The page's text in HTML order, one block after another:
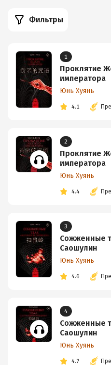
Фильтры
1
Проклятие
императора
Юнь Хуянь
4.1
2
Проклятие
императора
Юнь Хуянь
4.4
3
Сожженные
Саошулин
Юнь Хуянь
4.6
4
Сожженные
Саошулин
Юнь Хуянь
4.7